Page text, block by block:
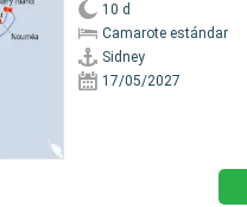
10 d
Camarote estándar
Sidney
17/05/2027